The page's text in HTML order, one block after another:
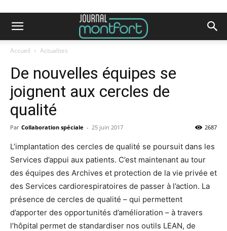
Accueil Actualites
De nouvelles équipes se
joignent aux cercles de
qualité
Par Collaboration spéciale - 25 juin 2017 2687
L’implantation des cercles de qualité se poursuit dans les
Services d’appui aux patients. C’est maintenant au tour
des équipes des Archives et protection de la vie privée et
des Services cardiorespiratoires de passer à l’action. La
présence de cercles de qualité – qui permettent
d’apporter des opportunités d’amélioration – à travers
l’hôpital permet de standardiser nos outils LEAN, de